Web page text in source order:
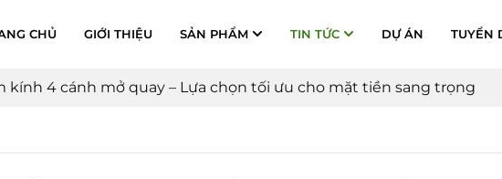
CHỦ GIỚI THIỆU SẢN PHẨM TIN TỨC DỰ ÁN TUYỂN
kính 4 cánh mở quay – Lựa chọn tối ưu cho mặt tiền sang trọng